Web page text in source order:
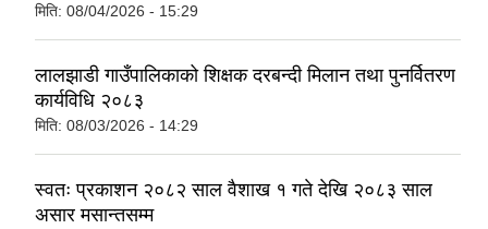
मिति: 08/04/2026 - 15:29
लालझाडी गाउँपालिकाको शिक्षक दरबन्दी मिलान तथा पुनर्वितरण
कार्यविधि २०८३
मिति: 08/03/2026 - 14:29
स्वतः प्रकाशन २०८२ साल वैशाख १ गते देखि २०८३ साल
असार मसान्तसम्म